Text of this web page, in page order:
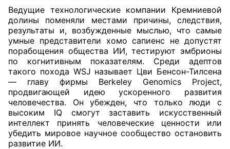
Ведущие технологические компании Кремниевой
долины поменяли местами причины, следствия,
результаты и, возбужденные мыслью, что самые
умные представители хомо сапиенс не допустят
порабощения общества ИИ, тестируют эмбрионы
по когнитивным показателям. Среди адептов
такого похода WSJ называет Цви Бенсон-Тилсена
— главу фирмы Berkeley Genomics Project,
продвигающей идею ускоренного развития
человечества. Он убежден, что только люди с
высоким IQ смогут заставить искусственный
интеллект принять человеческие ценности или
убедить мировое научное сообщество остановить
развитие ИИ.